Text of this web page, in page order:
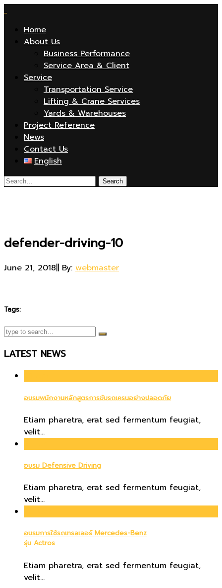
Home
About Us
Business Performance
Service Area & Client
Service
Transportation Service
Lifting & Crane Services
Yards & Warehouses
Project Reference
News
Contact Us
English
defender-driving-10
June 21, 2018|| By: webmaster
Tags:
LATEST NEWS
อบรมพนักงานหลักสูตรการขับรถเครนอย่างปลอดภัย
Etiam pharetra, erat sed fermentum feugiat,
velit...
อบรม Defensive Driving
Etiam pharetra, erat sed fermentum feugiat,
velit...
อบรมการใช้รถเทรลเลอร์ Mercedes-Benz
รุ่น Actros
Etiam pharetra, erat sed fermentum feugiat,
velit...